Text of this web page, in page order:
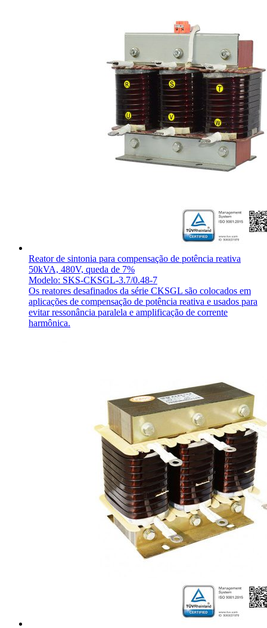
Reator de sintonia para compensação de potência reativa
50kVA, 480V, queda de 7%
Modelo: SKS-CKSGL-3.7/0.48-7
Os reatores desafinados da série CKSGL são colocados em
aplicações de compensação de potência reativa e usados para
evitar ressonância paralela e amplificação de corrente
harmônica.